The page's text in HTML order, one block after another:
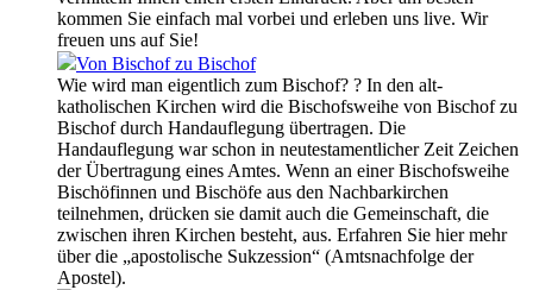
kommen Sie einfach mal vorbei und erleben uns live. Wir
freuen uns auf Sie!
Von Bischof zu Bischof
Wie wird man eigentlich zum Bischof? ? In den alt-
katholischen Kirchen wird die Bischofsweihe von Bischof zu
Bischof durch Handauflegung übertragen. Die
Handauflegung war schon in neutestamentlicher Zeit Zeichen
der Übertragung eines Amtes. Wenn an einer Bischofsweihe
Bischöfinnen und Bischöfe aus den Nachbarkirchen
teilnehmen, drücken sie damit auch die Gemeinschaft, die
zwischen ihren Kirchen besteht, aus. Erfahren Sie hier mehr
über die „apostolische Sukzession“ (Amtsnachfolge der
Apostel).